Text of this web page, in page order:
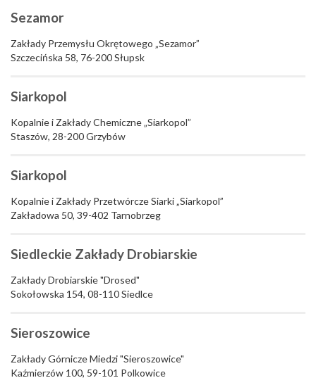
Sezamor
Zakłady Przemysłu Okrętowego „Sezamor”
Szczecińska 58, 76-200 Słupsk
Siarkopol
Kopalnie i Zakłady Chemiczne „Siarkopol”
Staszów, 28-200 Grzybów
Siarkopol
Kopalnie i Zakłady Przetwórcze Siarki „Siarkopol”
Zakładowa 50, 39-402 Tarnobrzeg
Siedleckie Zakłady Drobiarskie
Zakłady Drobiarskie "Drosed"
Sokołowska 154, 08-110 Siedlce
Sieroszowice
Zakłady Górnicze Miedzi "Sieroszowice"
Kaźmierzów 100, 59-101 Polkowice